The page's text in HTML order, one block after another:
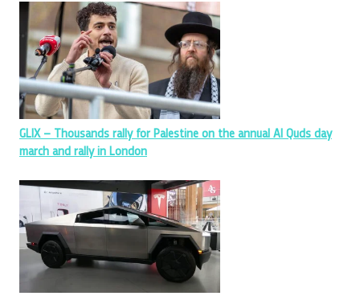
GLIX – Thousands rally for Palestine on the annual Al Quds day
march and rally in London